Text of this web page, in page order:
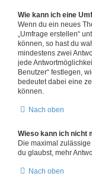
Wie kann ich eine
Wenn du ein neues
„Umfrage erstellen“
können, so hast du
mindestens zwei
jede
Benutzer“ festlegen,
bedeutet dabei eine
können.
Nach oben
Wieso kann ich nicht
Die maximal
du glaubst, mehr
Nach oben